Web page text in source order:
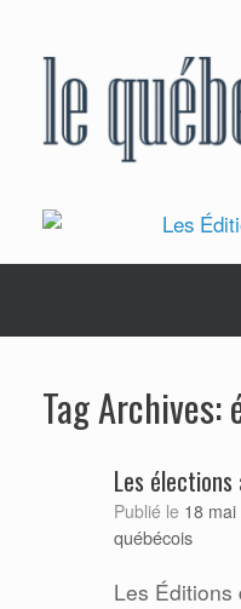
Tag Archives:
Les
Publié le 18
québécois
Les Éditions